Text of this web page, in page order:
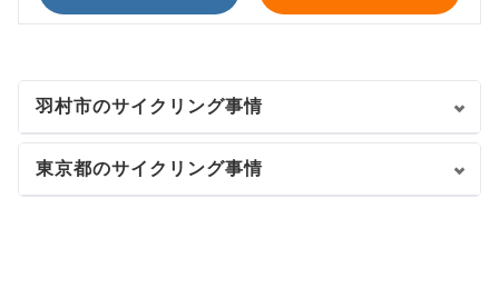
羽村市のサイクリング事情
東京都のサイクリング事情